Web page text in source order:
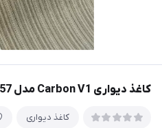
کاغذ دیواری Carbon V1 مدل 10057
کاغذ دیواری